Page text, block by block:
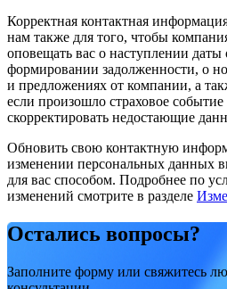
Корректная контактная
нам также для того, чтобы
оповещать вас о наступлении даты
формировании задолженности, о
и предложениях от компании, а
если произошло страховое
скорректировать недостающие
Обновить свою контактную
изменении персональных данных
для вас способом. Подробнее по
изменений смотрите в разделе
Остались вопросы?
Заполните форму или свяжитесь